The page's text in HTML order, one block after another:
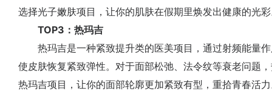
选择光子嫩肤项目，让你的肌肤在假期里焕发出健康的光
TOP3：热玛吉
热玛吉是一种紧致提升类的医美项目，通过射频能量作
使皮肤恢复紧致弹性。对于面部松弛、法令纹等衰老问题
热玛吉项目，让你的面部轮廓更加紧致有型，重拾青春活